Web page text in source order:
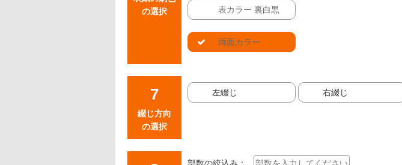
の選択
表カラー 裏白黒
両面カラー
綴じ方向
の選択
左綴じ 右綴じ